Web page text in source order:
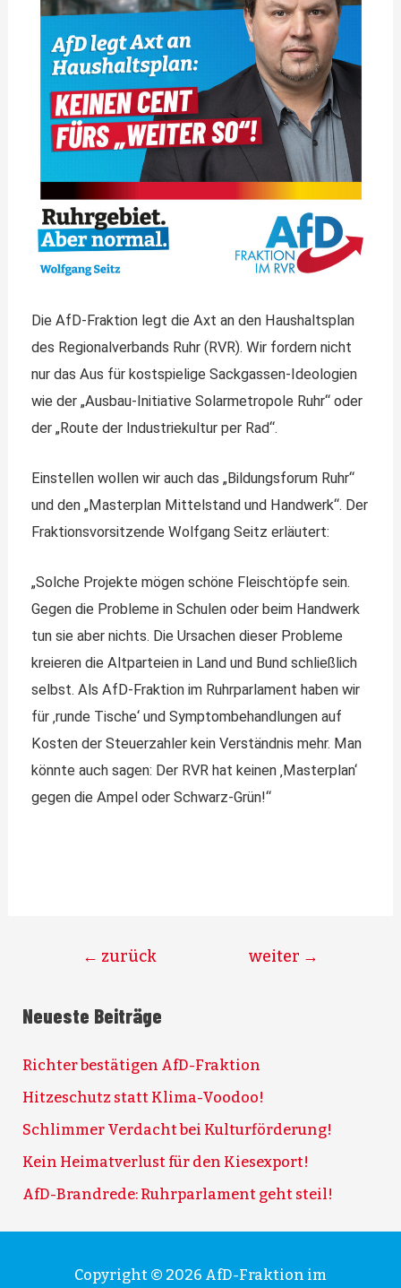
Die AfD-Fraktion legt die Axt an den Haushaltsplan
des Regionalverbands Ruhr (RVR). Wir fordern nicht
nur das Aus für kostspielige Sackgassen-Ideologien
wie der „Ausbau-Initiative Solarmetropole Ruhr“ oder
der „Route der Industriekultur per Rad“.
Einstellen wollen wir auch das „Bildungsforum Ruhr“
und den „Masterplan Mittelstand und Handwerk“. Der
Fraktionsvorsitzende Wolfgang Seitz erläutert:
„Solche Projekte mögen schöne Fleischtöpfe sein.
Gegen die Probleme in Schulen oder beim Handwerk
tun sie aber nichts. Die Ursachen dieser Probleme
kreieren die Altparteien in Land und Bund schließlich
selbst. Als AfD-Fraktion im Ruhrparlament haben wir
für ‚runde Tische‘ und Symptombehandlungen auf
Kosten der Steuerzahler kein Verständnis mehr. Man
könnte auch sagen: Der RVR hat keinen ‚Masterplan‘
gegen die Ampel oder Schwarz-Grün!“
← zurück weiter →
Neueste Beiträge
Richter bestätigen AfD-Fraktion
Hitzeschutz statt Klima-Voodoo!
Schlimmer Verdacht bei Kulturförderung!
Kein Heimatverlust für den Kiesexport!
AfD-Brandrede: Ruhrparlament geht steil!
Copyright © 2026 AfD-Fraktion im